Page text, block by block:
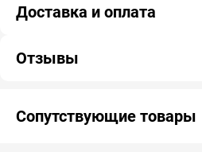
Доставка и оплата
Отзывы
Сопутствующие товары